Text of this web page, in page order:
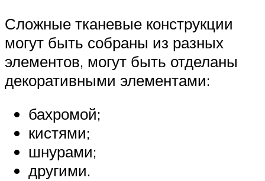
Сложные тканевые конструкции
могут быть собраны из разных
элементов, могут быть отделаны
декоративными элементами:
бахромой;
кистями;
шнурами;
другими.